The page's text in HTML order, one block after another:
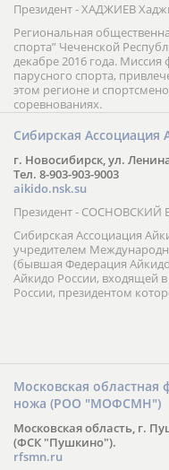
Президент - ХАДЖИЕВ
Региональная
спорта” Чеченской
декабре 2016 года. Миссия
парусного спорта,
этом регионе и
соревнованиях.
Сибирская Ассоциация
г. Новосибирск, ул.
Тел. 8-903-903-9003
aikido.nsk.su
Президент - СОСНОВСКИЙ
Сибирская Ассоциация
учредителем
(бывшая Федерация
Айкидо России, входящей
России, президентом
Московская областная
ножа (РОО "МОФСМН")
Московская область, г.
(ФСК "Пушкино").
rfsmn.ru